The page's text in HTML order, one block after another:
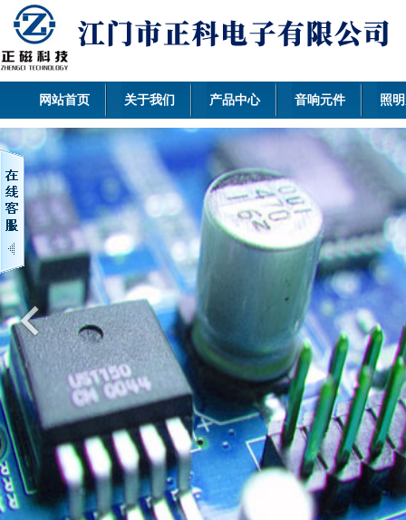
网站首页 关于我们 产品中心 音响元件 照